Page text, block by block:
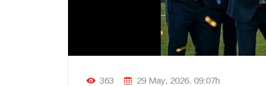
363 29 May, 2026. 09:07h